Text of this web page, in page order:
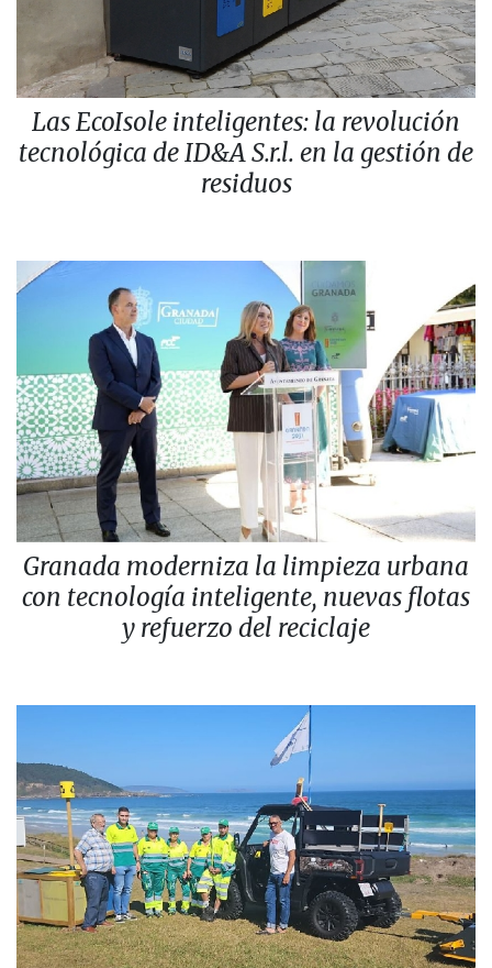
Las EcoIsole inteligentes: la revolución
tecnológica de ID&A S.r.l. en la gestión de
residuos
Granada moderniza la limpieza urbana
con tecnología inteligente, nuevas flotas
y refuerzo del reciclaje